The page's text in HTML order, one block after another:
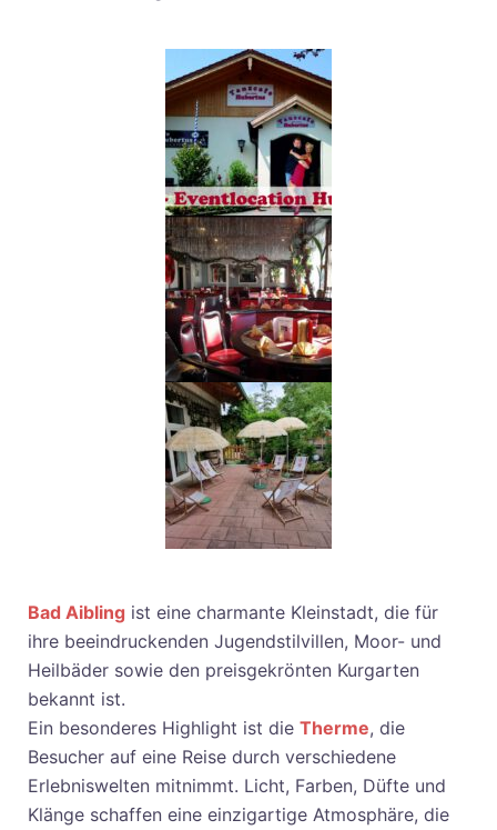
Bad Aibling ist eine charmante Kleinstadt, die für
ihre beeindruckenden Jugendstilvillen, Moor- und
Heilbäder sowie den preisgekrönten Kurgarten
bekannt ist.
Ein besonderes Highlight ist die Therme, die
Besucher auf eine Reise durch verschiedene
Erlebniswelten mitnimmt. Licht, Farben, Düfte und
Klänge schaffen eine einzigartige Atmosphäre, die